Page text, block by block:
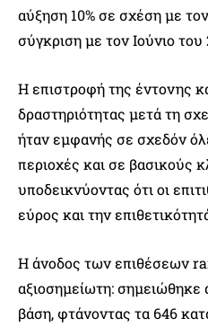
αύξηση 10% σε σχέση με
σύγκριση με τον Ιούνιο του
Η επιστροφή της έντονης
δραστηριότητας μετά τη
ήταν εμφανής σε σχεδόν
περιοχές και σε βασικούς
υποδεικνύοντας ότι οι
εύρος και την
Η άνοδος των επιθέσεων
αξιοσημείωτη: σημειώθηκε
βάση, φτάνοντας τα 646